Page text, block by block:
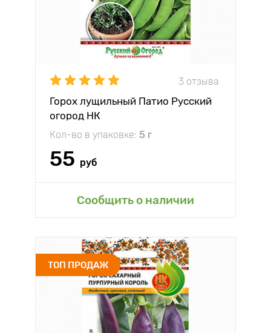
3 отзыва
Горох лущильный Патио Русский
огород НК
Кол-во в упаковке: 5 г
55 руб
Сообщить о наличии
ТОП ПРОДАЖ